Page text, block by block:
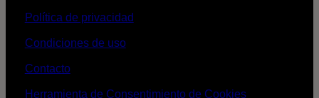
Política de privacidad
Condiciones de uso
Contacto
Herramienta de Consentimiento de Cookies